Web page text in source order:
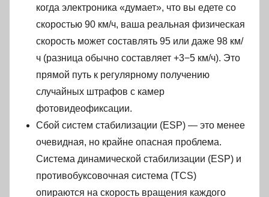
когда электроника «думает», что вы едете со
скоростью 90 км/ч, ваша реальная физическая
скорость может составлять 95 или даже 98 км/
ч (разница обычно составляет +3−5 км/ч). Это
прямой путь к регулярному получению
случайных штрафов с камер
фотовидеофиксации.
Сбой систем стабилизации (ESP) — это менее
очевидная, но крайне опасная проблема.
Система динамической стабилизации (ESP) и
противобуксовочная система (TCS)
опираются на скорость вращения каждого